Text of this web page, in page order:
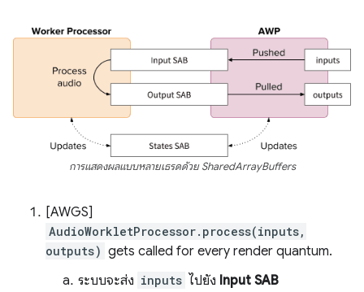
การแสดงผลแบบหลายเธรดด้วย SharedArrayBuffers
[AWGS]
AudioWorkletProcessor.process(inputs,
outputs) gets called for every render quantum.
ระบบจะส่ง inputs ไปยัง Input SAB